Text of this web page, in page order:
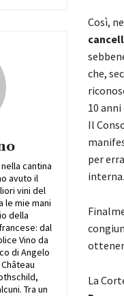
cantina
avuto il
vini del
le mie mani
della
dal
Vino da
di Angelo
Tra un
Così,
che,
10
Il
per
La